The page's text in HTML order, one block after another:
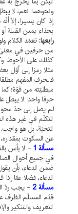
ونحوهما. نعم، لا
إذا كان يسيرا، إلّا
بحذاء يمين القبلة
رابعها: تعمّد الكلام
من حرفين في معنىً
كذلك على الأحوط.
مثلا رمزا إلى أوّل
فالحرف المفهم
مبطليّته من قوّة؛
حرفا واحدا لا يبطل
لم يصل إلى حدّ محو
التكلّم في غير هذه
التحيّة، بل هو واجب.
عن السكوت
مسألة 1
- لا بأس
في جميع أحوال
ضمن الدعاء، بأن
الدعاء، فضلا عمّا إذا
مسألة 2
- يجب ردّ
قدّم المسلّم الظرف
التعريف والتنكير